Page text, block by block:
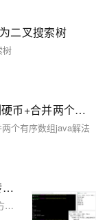
二叉搜索树
树
LeetCode初级算法题：环形链表+排列硬币+合并两个有序数组java解法
个有序数组java解法
LeetCode刷题 Shell编程四则 | 194. 转置文件 192. 统计词频 193. 有效电话号码 195. 第十行
本文提供了几个Linux shell脚本编程问题的解决方案，包括转置文件内容、统计词频、验证有效电话号码和提取文件的第十行，每个问题都给出了至少一种实现方法。